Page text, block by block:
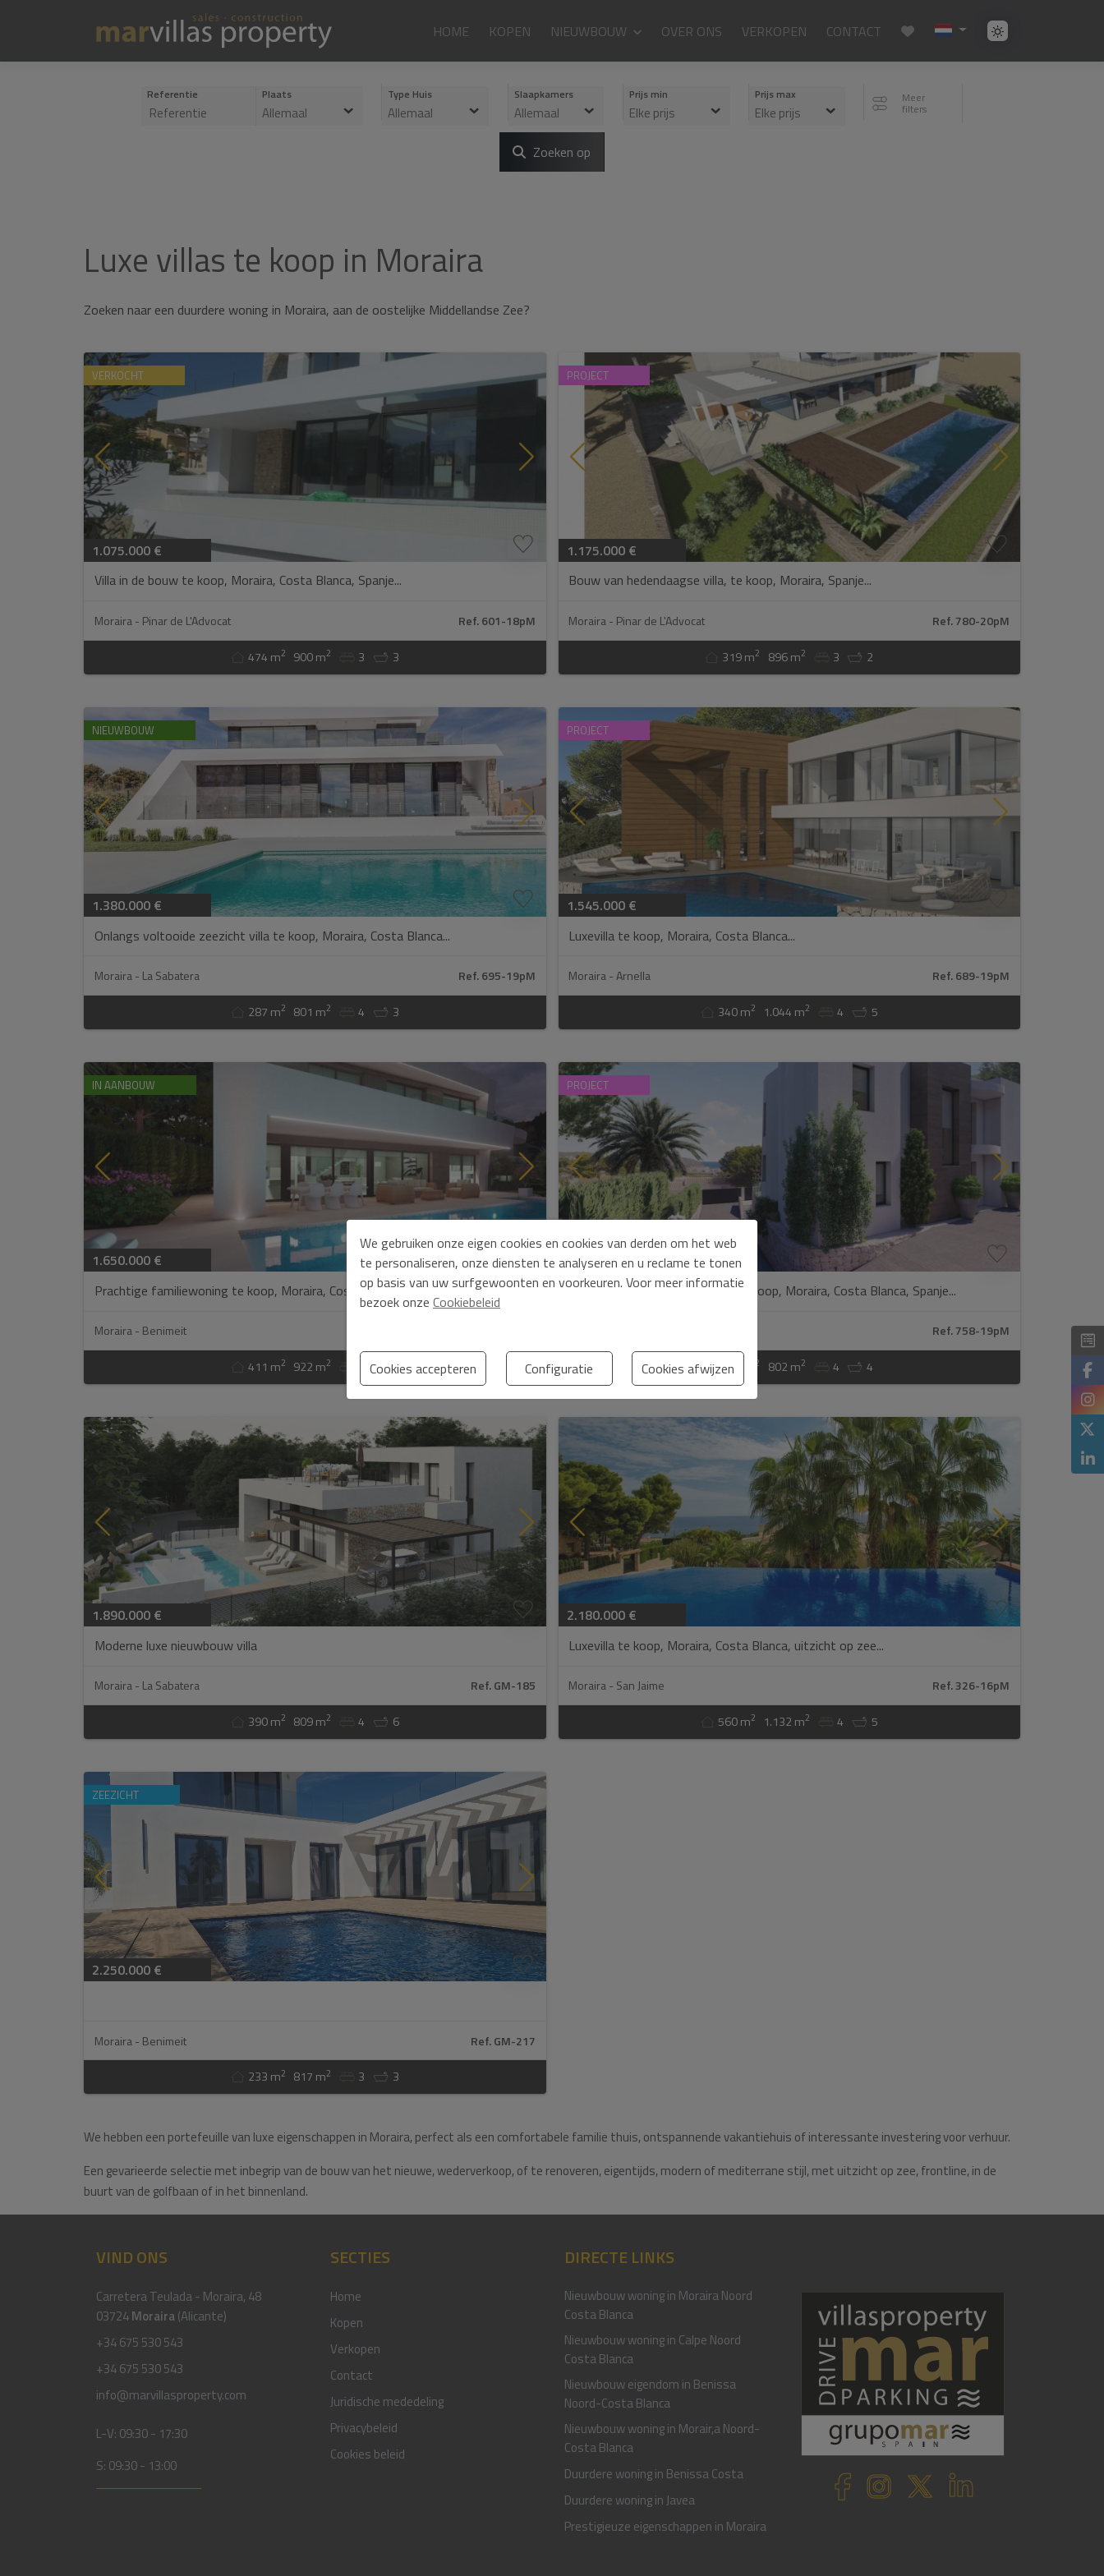
HOME KOPEN NIEUWBOUW OVER ONS VERKOPEN CONTACT
Referentie
Allemaal
Plaats
Allemaal
Type Huis
Allemaal
Slaapkamers
Elke prijs
Prijs min
Elke prijs
Prijs max Meer
filters
Zoeken op
Luxe villas te koop in Moraira
Zoeken naar een duurdere woning in Moraira, aan de oostelijke Middellandse Zee?
VERKOCHT
1.075.000 €
Villa in de bouw te koop, Moraira, Costa Blanca, Spanje...
Moraira - Pinar de L'Advocat Ref. 601-18pM
474 m2 900 m2 3 3
PROJECT
1.175.000 €
Bouw van hedendaagse villa, te koop, Moraira, Spanje...
Moraira - Pinar de L'Advocat Ref. 780-20pM
319 m2 896 m2 3 2
NIEUWBOUW
1.380.000 €
Onlangs voltooide zeezicht villa te koop, Moraira, Costa Blanca...
Moraira - La Sabatera Ref. 695-19pM
287 m2 801 m2 4 3
PROJECT
1.545.000 €
Luxevilla te koop, Moraira, Costa Blanca...
Moraira - Arnella Ref. 689-19pM
340 m2 1.044 m2 4 5
IN AANBOUW
1.650.000 €
Prachtige familiewoning te koop, Moraira, Costa Blanca...
Moraira - Benimeit
411 m2 922 m2 4
PROJECT
1.650.000 €
Moderne villa, uitzicht op zee, te koop, Moraira, Costa Blanca, Spanje...
Ref. 758-19pM
331 m 2 802 m2 4 4
1.890.000 €
Moderne luxe nieuwbouw villa
Moraira - La Sabatera Ref. GM-185
390 m2 809 m2 4 6
2.180.000 €
Luxevilla te koop, Moraira, Costa Blanca, uitzicht op zee...
Moraira - San Jaime Ref. 326-16pM
560 m2 1.132 m2 4 5
ZEEZICHT
2.250.000 €
Moraira - Benimeit Ref. GM-217
233 m2 817 m2 3 3
We hebben een portefeuille van luxe eigenschappen in Moraira, perfect als een comfortabele familie thuis, ontspannende vakantiehuis of interessante investering voor verhuur.
Een gevarieerde selectie met inbegrip van de bouw van het nieuwe, wederverkoop, of te renoveren, eigentijds, modern of mediterrane stijl, met uitzicht op zee, frontline, in de
buurt van de golfbaan of in het binnenland.
Weet u al welk huis u gaat kopen?
Neem contact met ons op en wij zullen uw perfecte huis
vinden.
Basisinformatie over gegevensbescherming op basis van de Europese Verordening
Gegevensbescherming (EU) 2016/679 (GDPR).+ Info
Ik heb de wettelijke bepalingen privacybeleid gelezenen ga hiermee akkoord.
Ik accepteer commerciële zendingen
Verzenden
VIND ONS
Carretera Teulada - Moraira, 48
03724Moraira(Alicante)
+34 675 530 543
+34 675 530 543
info@marvillasproperty.com
L-V: 09:30 - 17:30
S: 09:30 - 13:00
SECTIES
Home
Kopen
Verkopen
Contact
Juridische mededeling
Privacybeleid
Cookies beleid
DIRECTE LINKS
Nieuwbouw woning in Moraira Noord
Costa Blanca
Nieuwbouw woning in Calpe Noord
Costa Blanca
Nieuwbouw eigendom in Benissa
Noord-Costa Blanca
Nieuwbouw woning in Morair,a Noord-
Costa Blanca
Duurdere woning in Benissa Costa
Duurdere woning in Javea
Prestigieuze eigenschappen in Moraira
We gebruiken onze eigen cookies en cookies van derden om het web
te personaliseren, onze diensten te analyseren en u reclame te tonen
op basis van uw surfgewoonten en voorkeuren. Voor meer informatie
bezoek onze Cookiebeleid
Cookies accepteren Configuratie Cookies afwijzen